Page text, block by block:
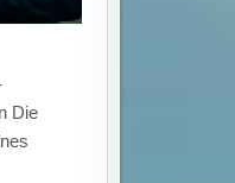
grüner
des